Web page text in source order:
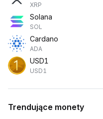
XRP
Solana
SOL
Cardano
ADA
USD1
USD1
Trendujące monety